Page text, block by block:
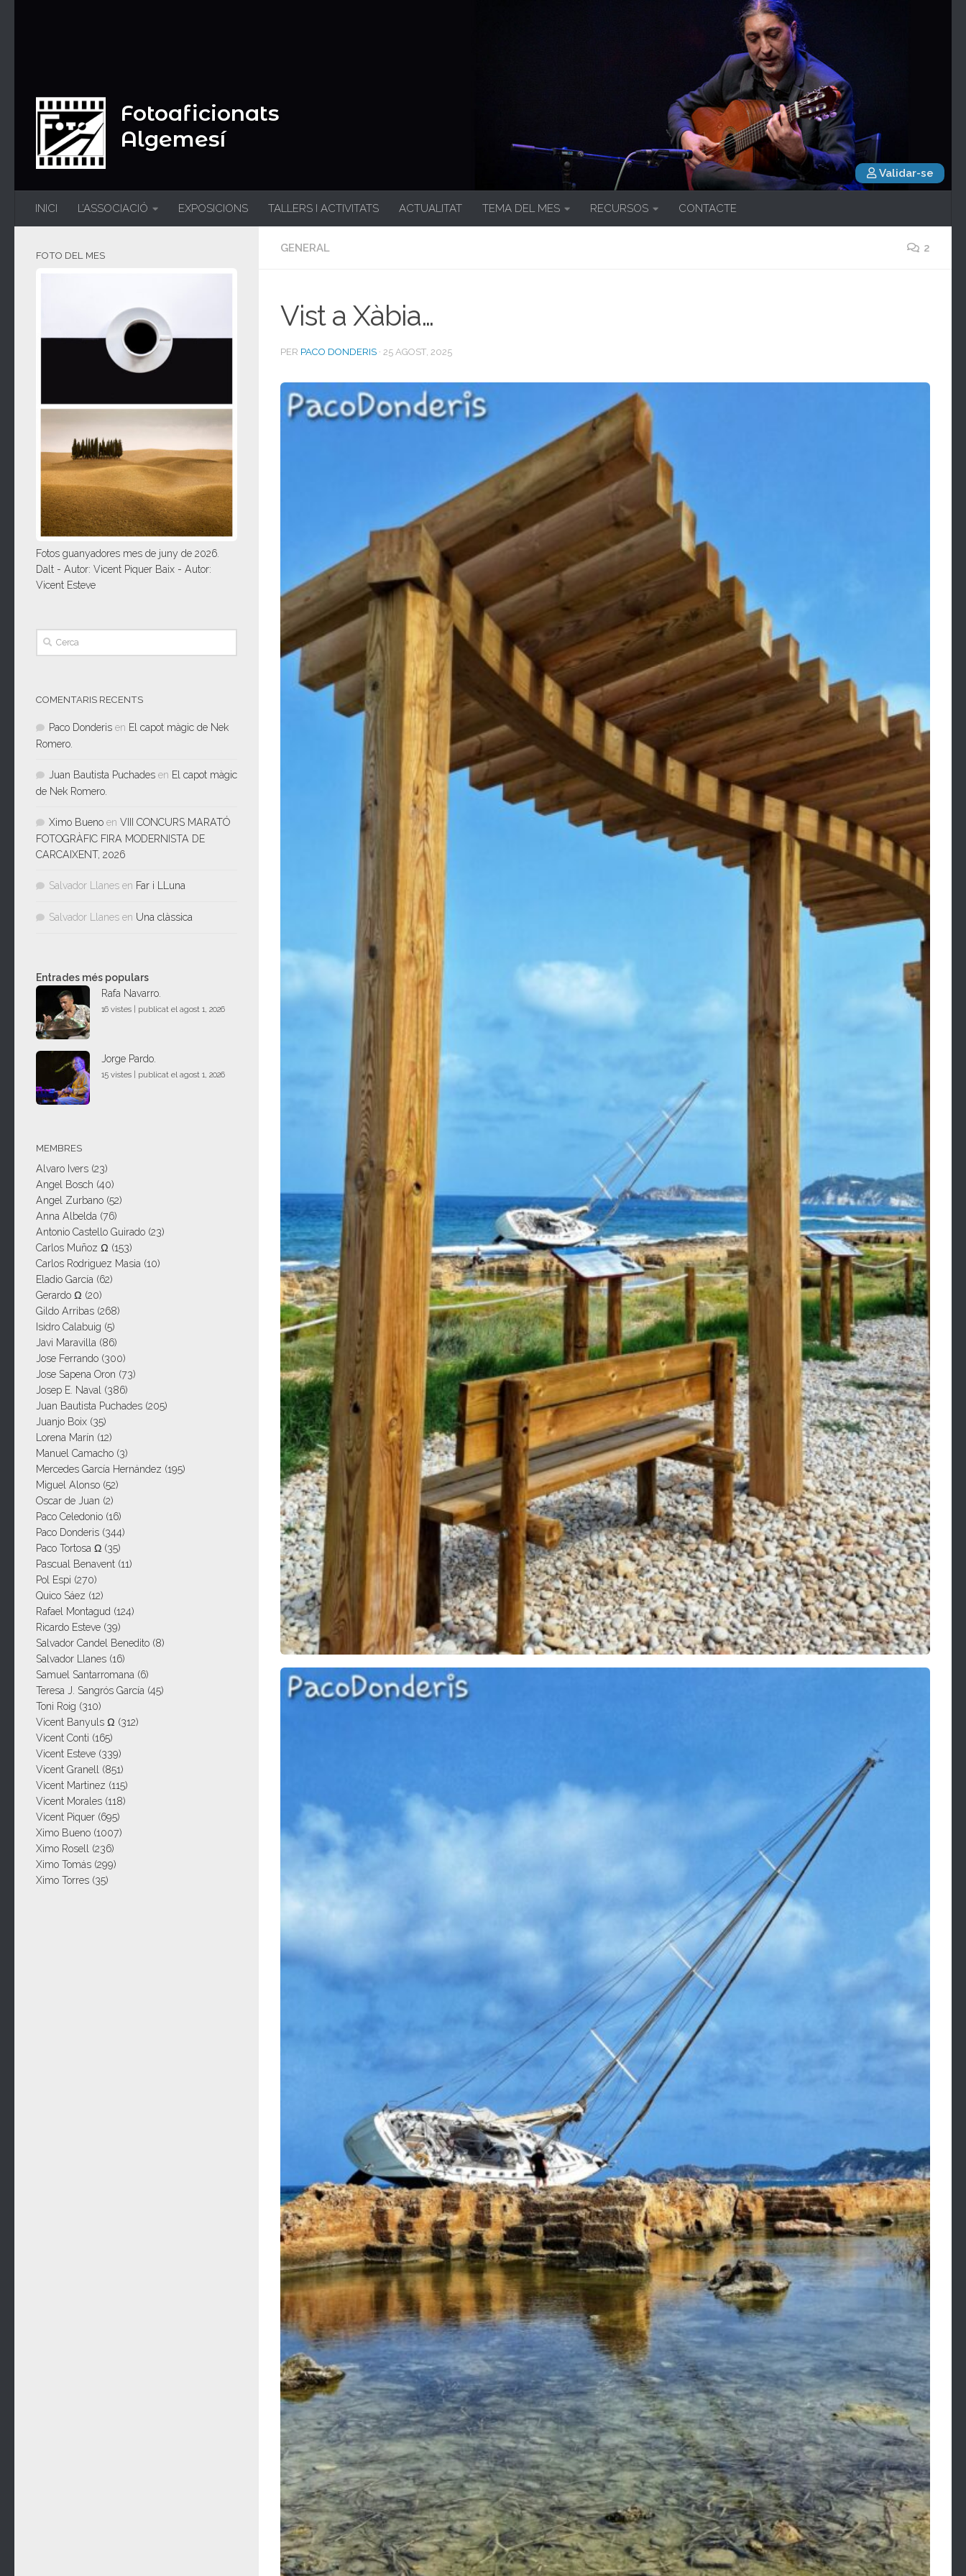
Validar-se
Fotoaficionats
Algemesí
INICI L’ASSOCIACIÓ EXPOSICIONS TALLERS I ACTIVITATS ACTUALITAT TEMA DEL MES RECURSOS CONTACTE
GENERAL 2
Vist a Xàbia…
PER PACO DONDERIS · 25 AGOST, 2025
FOTO DEL MES
Fotos guanyadores mes de juny de 2026.
Dalt - Autor: Vicent Piquer Baix - Autor:
Vicent Esteve
COMENTARIS RECENTS
Paco Donderis en El capot màgic de Nek
Romero.
Juan Bautista Puchades en El capot màgic
de Nek Romero.
Ximo Bueno en VIII CONCURS MARATÓ
FOTOGRÀFIC FIRA MODERNISTA DE
CARCAIXENT, 2026
Salvador Llanes en Far i LLuna
Salvador Llanes en Una clàssica
Entrades més populars
Rafa Navarro.
16 vistes publicat el agost 1, 2026
Jorge Pardo.
15 vistes publicat el agost 1, 2026
MEMBRES
Alvaro Ivers (23)
Angel Bosch (40)
Angel Zurbano (52)
Anna Albelda (76)
Antonio Castello Guirado (23)
Carlos Muñoz Ω (153)
Carlos Rodriguez Masia (10)
Eladio García (62)
Gerardo Ω (20)
Gildo Arribas (268)
Isidro Calabuig (5)
Javi Maravilla (86)
Jose Ferrando (300)
Jose Sapena Oron (73)
Josep E. Naval (386)
Juan Bautista Puchades (205)
Juanjo Boix (35)
Lorena Marín (12)
Manuel Camacho (3)
Mercedes García Hernández (195)
Miguel Alonso (52)
Oscar de Juan (2)
Paco Celedonio (16)
Paco Donderis (344)
Paco Tortosa Ω (35)
Pascual Benavent (11)
Pol Espi (270)
Quico Sáez (12)
Rafael Montagud (124)
Ricardo Esteve (39)
Salvador Candel Benedito (8)
Salvador Llanes (16)
Samuel Santarromana (6)
Teresa J. Sangrós García (45)
Toni Roig (310)
Vicent Banyuls Ω (312)
Vicent Conti (165)
Vicent Esteve (339)
Vicent Granell (851)
Vicent Martinez (115)
Vicent Morales (118)
Vicent Piquer (695)
Ximo Bueno (1007)
Ximo Rosell (236)
Ximo Tomás (299)
Ximo Torres (35)